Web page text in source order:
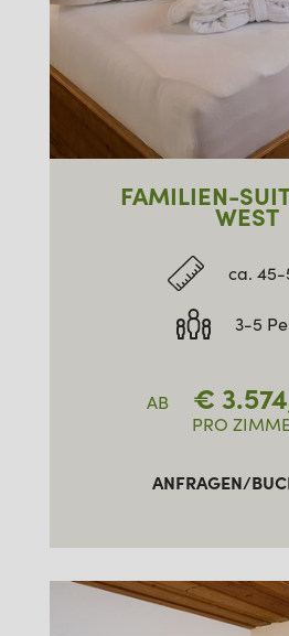
FAMILIEN-
WEST
ca. 45-
3-5
AB €
PRO
ANFRAGEN/